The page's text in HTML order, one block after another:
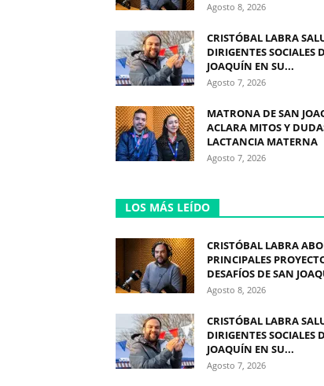
Agosto 8, 2026
CRISTÓBAL LABRA
DIRIGENTES SOCIALES
JOAQUÍN EN SU...
Agosto 7, 2026
MATRONA DE SAN
ACLARA MITOS Y
LACTANCIA MATERNA
Agosto 7, 2026
LOS MÁS LEÍDO
CRISTÓBAL LABRA
PRINCIPALES
DESAFÍOS DE SAN
Agosto 8, 2026
CRISTÓBAL LABRA
DIRIGENTES SOCIALES
JOAQUÍN EN SU...
Agosto 7, 2026